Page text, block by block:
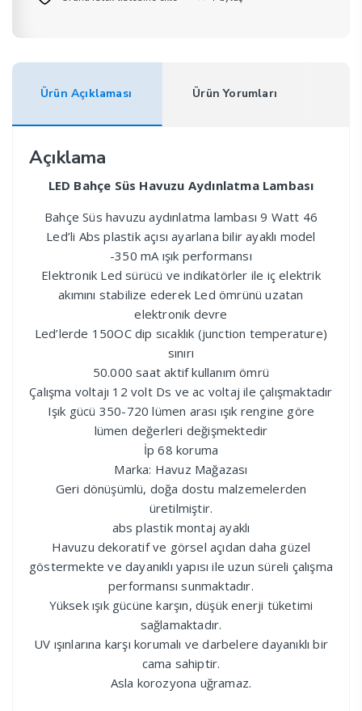
Ürün Açıklaması Ürün Yorumları
Açıklama
LED Bahçe Süs Havuzu Aydınlatma Lambası
Bahçe Süs havuzu aydınlatma lambası 9 Watt 46
Led’li Abs plastik açısı ayarlana bilir ayaklı model
-350 mA ışık performansı
Elektronik Led sürücü ve indikatörler ile iç elektrik
akımını stabilize ederek Led ömrünü uzatan
elektronik devre
Led’lerde 150OC dip sıcaklık (junction temperature)
sınırı
50.000 saat aktif kullanım ömrü
Çalışma voltajı 12 volt Ds ve ac voltaj ile çalışmaktadır
Işık gücü 350-720 lümen arası ışık rengine göre
lümen değerleri değişmektedir
İp 68 koruma
Marka: Havuz Mağazası
Geri dönüşümlü, doğa dostu malzemelerden
üretilmiştir.
abs plastik montaj ayaklı
Havuzu dekoratif ve görsel açıdan daha güzel
göstermekte ve dayanıklı yapısı ile uzun süreli çalışma
performansı sunmaktadır.
Yüksek ışık gücüne karşın, düşük enerji tüketimi
sağlamaktadır.
UV ışınlarına karşı korumalı ve darbelere dayanıklı bir
cama sahiptir.
Asla korozyona uğramaz.